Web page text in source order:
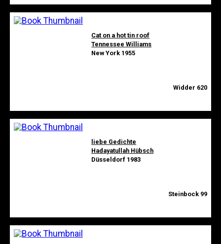
Cat on a hot tin roof
Tennessee Williams
New York 1955
Widder 620
liebe Gedichte
Hadayatullah Hübsch
Düsseldorf 1983
Steinbock 99